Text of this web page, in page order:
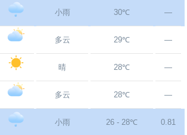
小雨 30℃ —
多云 29℃ —
晴 28℃ —
多云 28℃ —
小雨 26 - 28℃ 0.81